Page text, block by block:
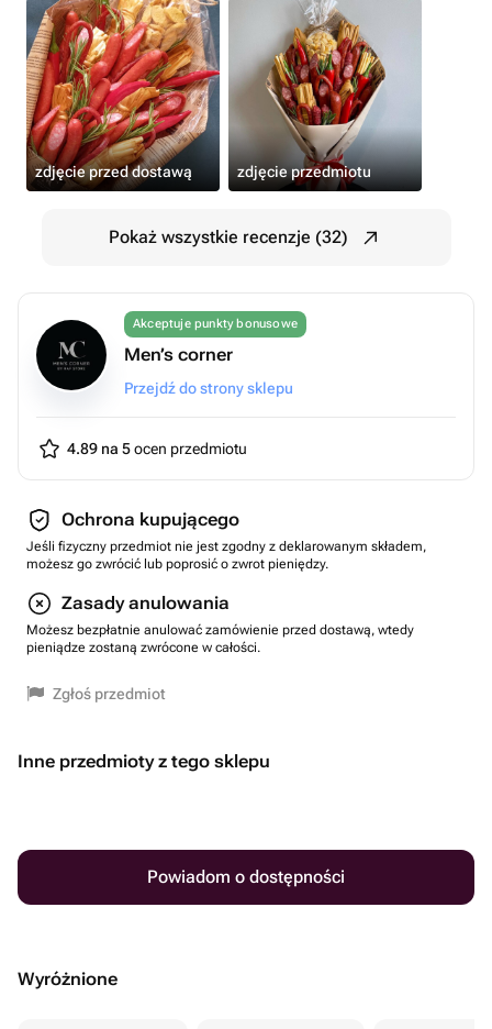
zdjęcie przed dostawą zdjęcie przedmiotu
Pokaż wszystkie recenzje (32)
Akceptuje punkty bonusowe
Men’s corner
Przejdź do strony sklepu
4.89 na 5ocen przedmiotu
Ochrona kupującego
Jeśli fizyczny przedmiot nie jest zgodny z deklarowanym składem,
możesz go zwrócić lub poprosić o zwrot pieniędzy.
Zasady anulowania
Możesz bezpłatnie anulować zamówienie przed dostawą, wtedy
pieniądze zostaną zwrócone w całości.
Zgłoś przedmiot
Inne przedmioty z tego sklepu
Powiadom o dostępności
Wyróżnione